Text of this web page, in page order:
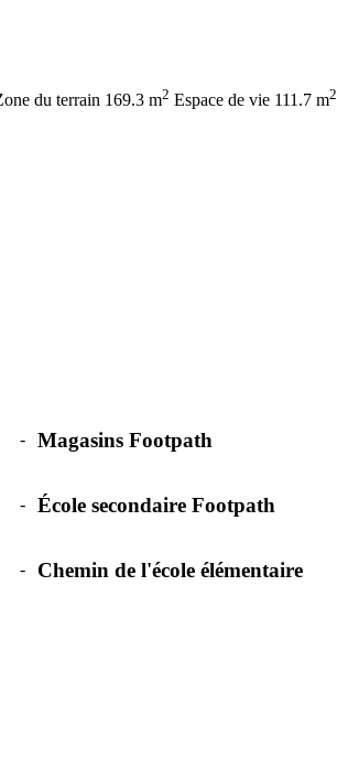
du terrain 169.3 m2 Espace de vie 111.7 m2
- Magasins Footpath
- École secondaire Footpath
- Chemin de l'école élémentaire